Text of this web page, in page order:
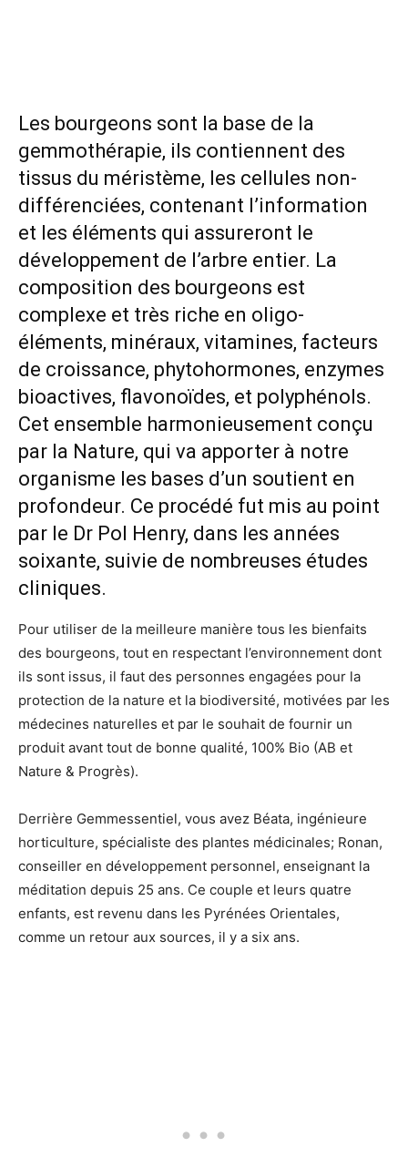
Les bourgeons sont la base de la
gemmothérapie, ils contiennent des
tissus du méristème, les cellules non-
différenciées, contenant l’information
et les éléments qui assureront le
développement de l’arbre entier. La
composition des bourgeons est
complexe et très riche en oligo-
éléments, minéraux, vitamines, facteurs
de croissance, phytohormones, enzymes
bioactives, flavonoïdes, et polyphénols.
Cet ensemble harmonieusement conçu
par la Nature, qui va apporter à notre
organisme les bases d’un soutient en
profondeur. Ce procédé fut mis au point
par le Dr Pol Henry, dans les années
soixante, suivie de nombreuses études
cliniques.
Pour utiliser de la meilleure manière tous les bienfaits
des bourgeons, tout en respectant l’environnement dont
ils sont issus, il faut des personnes engagées pour la
protection de la nature et la biodiversité, motivées par les
médecines naturelles et par le souhait de fournir un
produit avant tout de bonne qualité, 100% Bio (AB et
Nature & Progrès).
Derrière Gemmessentiel, vous avez Béata, ingénieure
horticulture, spécialiste des plantes médicinales; Ronan,
conseiller en développement personnel, enseignant la
méditation depuis 25 ans. Ce couple et leurs quatre
enfants, est revenu dans les Pyrénées Orientales,
comme un retour aux sources, il y a six ans.